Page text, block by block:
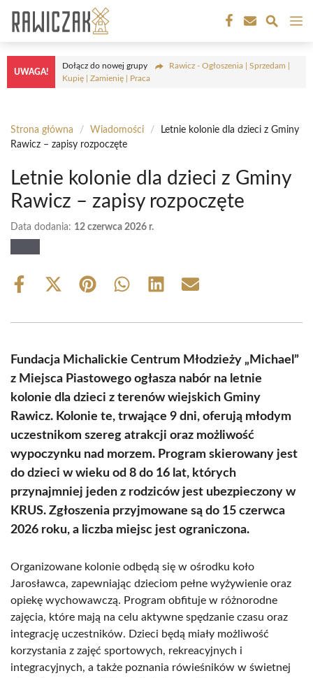
treści
UWAGA!
Dołącz do nowej grupy
Rawicz - Ogłoszenia | Sprzedam |
Kupię | Zamienię | Praca
Strona główna / Wiadomości /
Letnie kolonie dla dzieci z Gminy
Rawicz – zapisy rozpoczęte
Letnie kolonie dla dzieci z Gminy
Rawicz – zapisy rozpoczęte
Data dodania: 12 czerwca 2026 r.
Share
Share
(Twitter)
Share Share Share Share
Fundacja Michalickie Centrum Młodzieży „Michael”
z Miejsca Piastowego ogłasza nabór na letnie
kolonie dla dzieci z terenów wiejskich Gminy
Rawicz. Kolonie te, trwające 9 dni, oferują młodym
uczestnikom szereg atrakcji oraz możliwość
wypoczynku nad morzem. Program skierowany jest
do dzieci w wieku od 8 do 16 lat, których
przynajmniej jeden z rodziców jest ubezpieczony w
KRUS. Zgłoszenia przyjmowane są do 15 czerwca
2026 roku, a liczba miejsc jest ograniczona.
Organizowane kolonie odbędą się w ośrodku koło
Jarosławca, zapewniając dzieciom pełne wyżywienie oraz
opiekę wychowawczą. Program obfituje w różnorodne
zajęcia, które mają na celu aktywne spędzanie czasu oraz
integrację uczestników. Dzieci będą miały możliwość
korzystania z zajęć sportowych, rekreacyjnych i
integracyjnych, a także poznania rówieśników w świetnej